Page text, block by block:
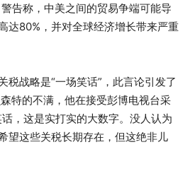
告称，中美之间的贸易争端可能导
达80%，并对全球经济增长带来严重
税战略是“一场笑话”，此言论引发了
特的不满，他在接受彭博电视台采
，这是实打实的大数字。没人认为
望这些关税长期存在，但这绝非儿